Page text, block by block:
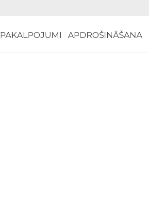
PAKALPOJUMI APDROŠINĀŠANA